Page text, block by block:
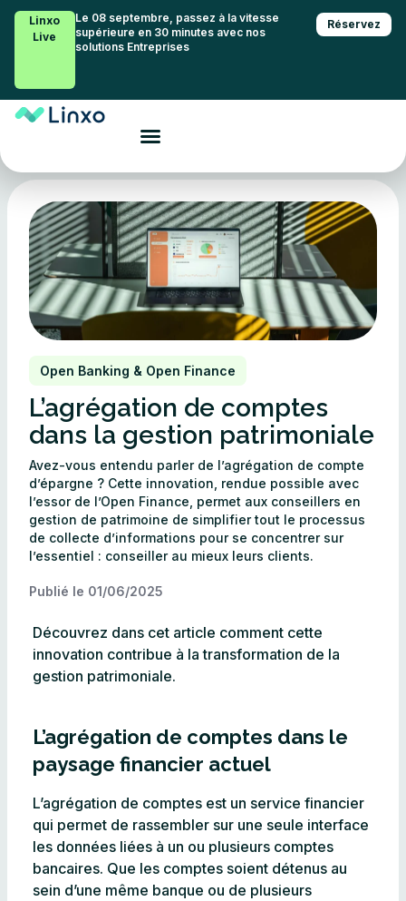
Linxo
Live
Le 08 septembre, passez à la vitesse
supérieure en 30 minutes avec nos
solutions Entreprises
Réservez
Open Banking & Open Finance
L’agrégation de comptes
dans la gestion patrimoniale
Avez-vous entendu parler de l’agrégation de compte
d’épargne ? Cette innovation, rendue possible avec
l’essor de l’Open Finance, permet aux conseillers en
gestion de patrimoine de simplifier tout le processus
de collecte d’informations pour se concentrer sur
l’essentiel : conseiller au mieux leurs clients.
Publié le 01/06/2025
Découvrez dans cet article comment cette
innovation contribue à la transformation de la
gestion patrimoniale.
L’agrégation de comptes dans le
paysage financier actuel
L’agrégation de comptes est un service financier
qui permet de rassembler sur une seule interface
les données liées à un ou plusieurs comptes
bancaires. Que les comptes soient détenus au
sein d’une même banque ou de plusieurs